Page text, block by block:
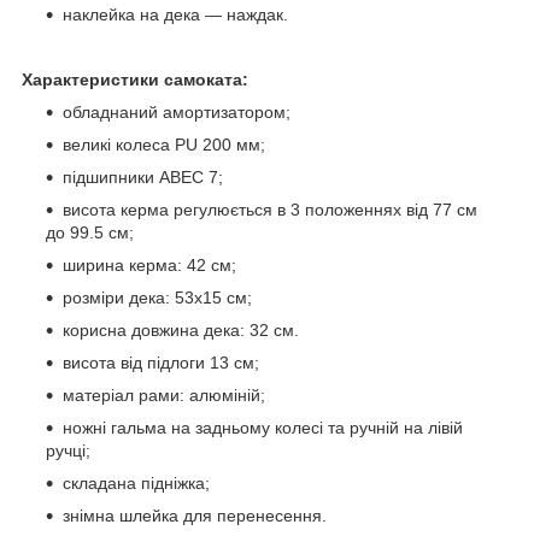
наклейка на дека — наждак.
Характеристики самоката:
обладнаний амортизатором;
великі колеса PU 200 мм;
підшипники АВЕС 7;
висота керма регулюється в 3 положеннях від 77 см
до 99.5 см;
ширина керма: 42 см;
розміри дека: 53х15 см;
корисна довжина дека: 32 см.
висота від підлоги 13 см;
матеріал рами: алюміній;
ножні гальма на задньому колесі та ручній на лівій
ручці;
складана підніжка;
знімна шлейка для перенесення.